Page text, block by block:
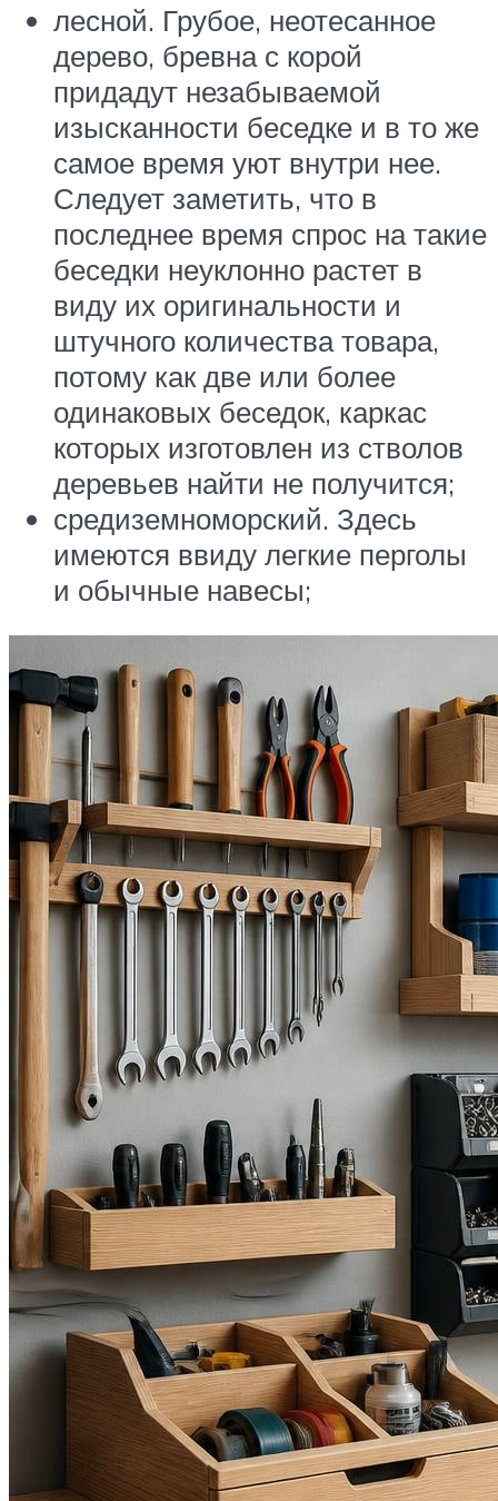
лесной. Грубое, неотесанное
дерево, бревна с корой
придадут незабываемой
изысканности беседке и в то же
самое время уют внутри нее.
Следует заметить, что в
последнее время спрос на такие
беседки неуклонно растет в
виду их оригинальности и
штучного количества товара,
потому как две или более
одинаковых беседок, каркас
которых изготовлен из стволов
деревьев найти не получится;
средиземноморский. Здесь
имеются ввиду легкие перголы
и обычные навесы;